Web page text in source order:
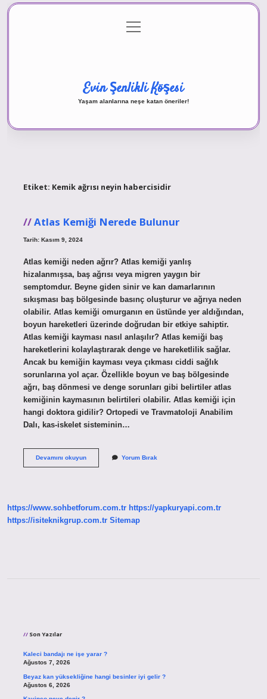
Gizlilik Politikası
menüyü
aç
Evin Şenlikli Köşesi
Yaşam alanlarına neşe katan öneriler!
Etiket: Kemik ağrısı neyin habercisidir
Atlas Kemiği Nerede Bulunur
Tarih: Kasım 9, 2024
Atlas kemiği neden ağrır? Atlas kemiği yanlış
hizalanmışsa, baş ağrısı veya migren yaygın bir
semptomdur. Beyne giden sinir ve kan damarlarının
sıkışması baş bölgesinde basınç oluşturur ve ağrıya neden
olabilir. Atlas kemiği omurganın en üstünde yer aldığından,
boyun hareketleri üzerinde doğrudan bir etkiye sahiptir.
Atlas kemiği kayması nasıl anlaşılır? Atlas kemiği baş
hareketlerini kolaylaştırarak denge ve hareketlilik sağlar.
Ancak bu kemiğin kayması veya çıkması ciddi sağlık
sorunlarına yol açar. Özellikle boyun ve baş bölgesinde
ağrı, baş dönmesi ve denge sorunları gibi belirtiler atlas
kemiğinin kaymasının belirtileri olabilir. Atlas kemiği için
hangi doktora gidilir? Ortopedi ve Travmatoloji Anabilim
Dalı, kas-iskelet sisteminin…
Devamını okuyunAtlas
Yorum Bırak
https://www.sohbetforum.com.tr https://yapkuryapi.com.tr
https://isiteknikgrup.com.tr Sitemap
Son Yazılar
Kaleci bandajı ne işe yarar ?
Ağustos 7, 2026
Beyaz kan yüksekliğine hangi besinler iyi gelir ?
Ağustos 6, 2026